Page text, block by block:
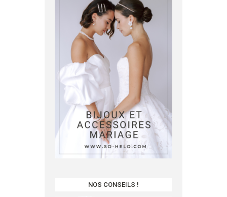
NOS CONSEILS !